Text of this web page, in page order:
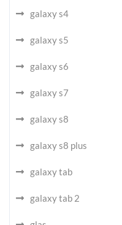
galaxy s4
galaxy s5
galaxy s6
galaxy s7
galaxy s8
galaxy s8 plus
galaxy tab
galaxy tab 2